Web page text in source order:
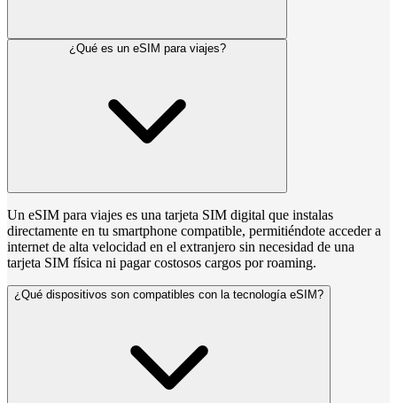
¿Qué es un eSIM para viajes?
Un eSIM para viajes es una tarjeta SIM digital que instalas
directamente en tu smartphone compatible, permitiéndote acceder a
internet de alta velocidad en el extranjero sin necesidad de una
tarjeta SIM física ni pagar costosos cargos por roaming.
¿Qué dispositivos son compatibles con la tecnología eSIM?